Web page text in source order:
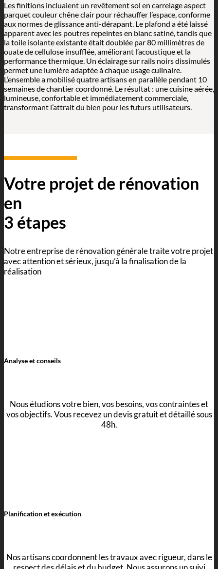
Les finitions incluaient un revêtement sol en carrelage aspect
parquet couleur chêne clair pour réchauffer l’espace, conforme
aux normes de glissance anti-dérapant. Le plafond a été laissé
apparent avec les poutres repeintes en blanc satiné, tandis que
la toile isolante existante était doublée par 80 millimètres de
ouate de cellulose insufflée, améliorant l’acoustique et la
performance thermique. Un éclairage sur rails noirs dissimulés
permet une lumière adaptée à chaque usage culinaire.
L’ensemble a mobilisé quatre artisans en parallèle pendant 10
semaines de chantier coordonné. Le résultat : une cuisine aérée,
lumineuse, confortable et immédiatement commerciale,
transformant l’attrait du bien pour les futurs utilisateurs.
Votre projet de rénovation
en
3 étapes
Notre entreprise de rénovation générale traite votre projet
avec attention et sérieux, jusqu’à la finalisation de la
réalisation
Analyse et conseils
Nous étudions votre bien, vos besoins, vos contraintes et
vos objectifs. Vous recevez un devis gratuit et détaillé sous
48h.
Planification et exécution
Nos artisans coordonnent les travaux avec rigueur, dans le